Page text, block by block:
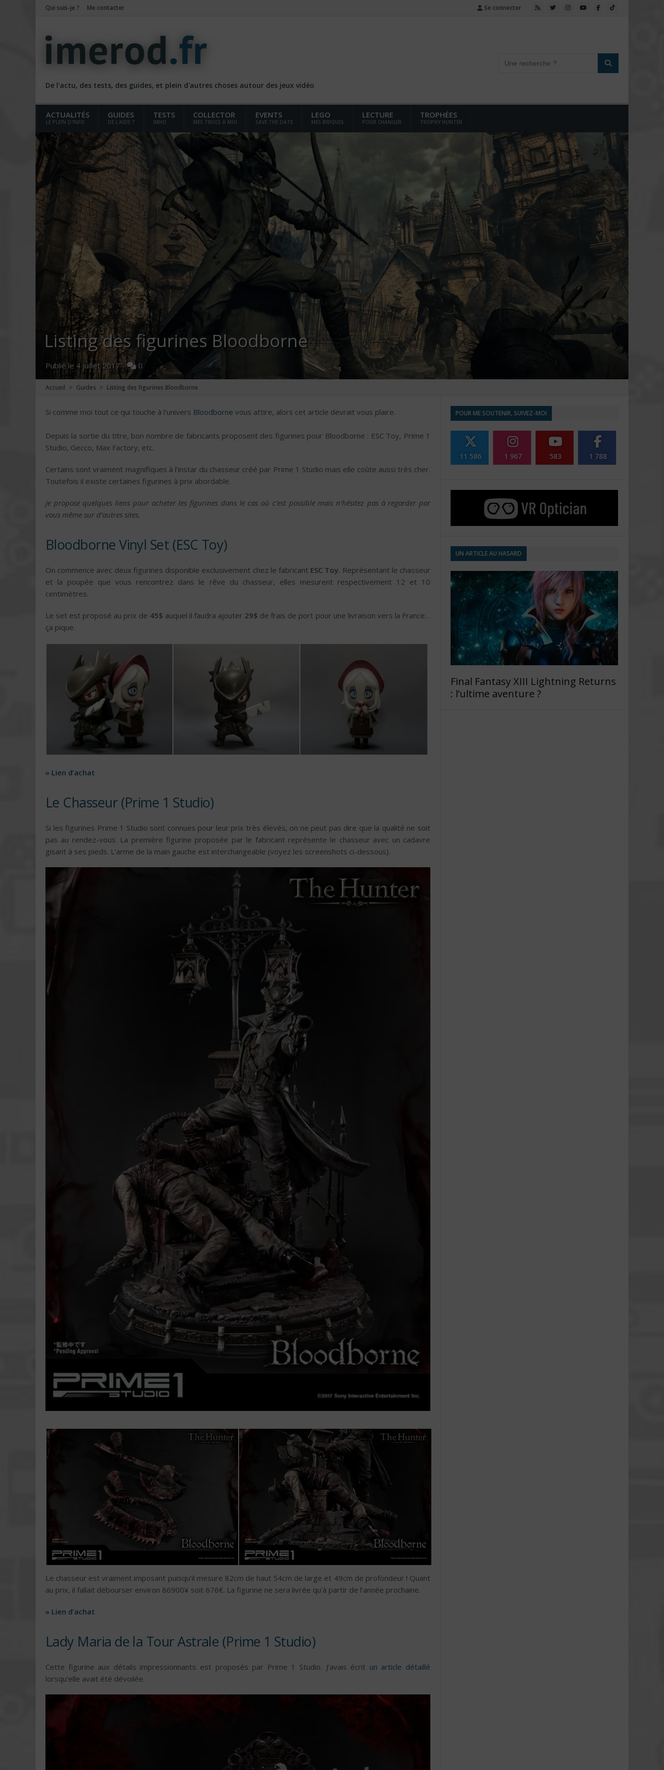
Qui suis-je ? Me contacter Se connecter
De l'actu, des tests, des guides, et plein d'autres choses autour des jeux vidéo
ACTUALITÉS
LE PLEIN D'INFO
GUIDES
DE L'AIDE ?
TESTS
IMHO
COLLECTOR
MES TRUCS À MOI
EVENTS
SAVE THE DATE
LEGO
MES BRIQUES
LECTURE
POUR CHANGER
TROPHÉES
TROPHY HUNTER
Listing des figurines Bloodborne
Publié le 4 juillet 2017 - 0
Accueil » Guides » Listing des figurines Bloodborne
Si comme moi tout ce qui touche à l’univers Bloodborne vous attire, alors cet article devrait vous plaire.
Depuis la sortie du titre, bon nombre de fabricants proposent des figurines pour Bloodborne : ESC Toy, Prime 1
Studio, Gecco, Max Factory, etc.
Certains sont vraiment magnifiques à l’instar du chasseur créé par Prime 1 Studio mais elle coûte aussi très cher.
Toutefois il existe certaines figurines à prix abordable.
Je propose quelques liens pour acheter les figurines dans le cas où c’est possible mais n’hésitez pas à regarder par
vous même sur d’autres sites.
Bloodborne Vinyl Set (ESC Toy)
On commence avec deux figurines disponible exclusivement chez le fabricant ESC Toy. Représentant le chasseur
et la poupée que vous rencontrez dans le rêve du chasseur, elles mesurent respectivement 12 et 10
centimètres.
Le set est proposé au prix de 45$ auquel il faudra ajouter 29$ de frais de port pour une livraison vers la France…
ça pique.
» Lien d’achat
Le Chasseur (Prime 1 Studio)
Si les figurines Prime 1 Studio sont connues pour leur prix très élevés, on ne peut pas dire que la qualité ne soit
pas au rendez-vous. La première figurine proposée par le fabricant représente le chasseur avec un cadavre
gisant à ses pieds. L’arme de la main gauche est interchangeable (voyez les screenshots ci-dessous).
Le chasseur est vraiment imposant puisqu’il mesure 82cm de haut 54cm de large et 49cm de profondeur ! Quant
au prix, il fallait débourser environ 86900¥ soit 676€. La figurine ne sera livrée qu’à partir de l’année prochaine.
» Lien d’achat
Lady Maria de la Tour Astrale (Prime 1 Studio)
Cette figurine aux détails impressionnants est proposés par Prime 1 Studio. J’avais écrit un article détaillé
lorsqu’elle avait été dévoilée.
POUR ME SOUTENIR, SUIVEZ-MOI
11 586 1 967 583 1 788
UN ARTICLE AU HASARD
Final Fantasy XIII Lightning Returns
: l’ultime aventure ?